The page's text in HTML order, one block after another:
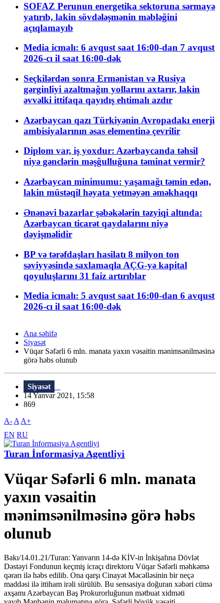
SOFAZ Perunun energetika sektoruna sərmayə
yatırıb, lakin sövdələşmənin məbləğini
açıqlamayıb
Media icmalı: 6 avqust saat 16:00-dan 7 avqust
2026-cı il saat 16:00-dək
Seçkilərdən sonra Ermənistan və Rusiya
gərginliyi azaltmağın yollarını axtarır, lakin
əvvəlki ittifaqa qayıdış ehtimalı azdır
Azərbaycan qazı Türkiyənin Avropadakı enerji
ambisiyalarının əsas elementinə çevrilir
Diplom var, iş yoxdur: Azərbaycanda təhsil
niyə gənclərin məşğulluğuna təminat vermir?
Azərbaycan minimumu: yaşamağı təmin edən,
lakin müstəqil həyata yetməyən əməkhaqqı
Ənənəvi bazarlar şəbəkələrin təzyiqi altında:
Azərbaycan ticarət qaydalarını niyə
dəyişməlidir
BP və tərəfdaşları hasilatı 8 milyon ton
səviyyəsində saxlamaqla AÇG-yə kapital
qoyuluşlarını 31 faiz artırıblar
Media icmalı: 5 avqust saat 16:00-dan 6 avqust
2026-cı il saat 16:00-dək
Ana səhifə
Siyasət
Vüqar Səfərli 6 mln. manata yaxın vəsaitin mənimsənilməsinə
görə həbs olunub
Siyasət
14 Yanvar 2021, 15:58
869
A- A A+
EN RU
Turan İnformasiya Agentliyi
Vüqar Səfərli 6 mln. manata
yaxın vəsaitin
mənimsənilməsinə görə həbs
olunub
Bakı/14.01.21/Turan: Yanvarın 14-də KİV-in İnkişafına Dövlət
Dəstəyi Fondunun keçmiş icraçı direktoru Vüqar Səfərli məhkəmə
qərarı ilə həbs edilib. Ona qarşı Cinayət Məcəlləsinin bir neçə
maddəsi ilə ittiham irəli sürülüb. Bu sensasiya doğuran xəbəri cümə
axşamı Azərbaycan Baş Prokurorluğunun mətbuat xidməti